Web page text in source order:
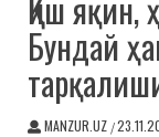
Бундай
MANZUR.UZ /